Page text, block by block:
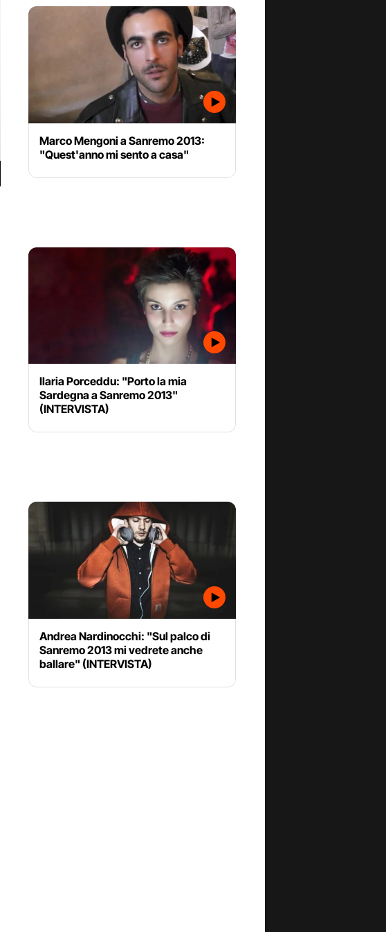
Marco Mengoni a Sanremo 2013:
"Quest'anno mi sento a casa"
Ilaria Porceddu: "Porto la mia
Sardegna a Sanremo 2013"
(INTERVISTA)
Andrea Nardinocchi: "Sul palco di
Sanremo 2013 mi vedrete anche
ballare" (INTERVISTA)